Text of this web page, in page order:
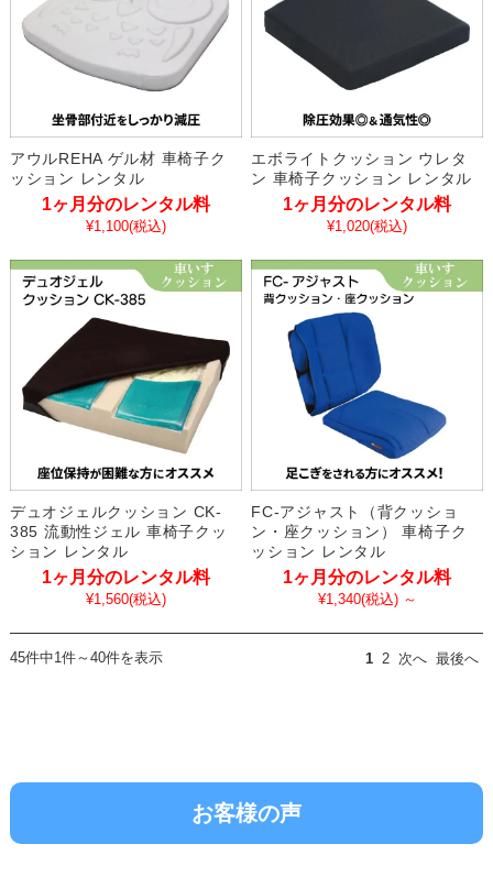
アウルREHA ゲル材 車椅子ク
ッション レンタル
1ヶ月分のレンタル料
¥1,100(税込)
エボライトクッション ウレタ
ン 車椅子クッション レンタル
1ヶ月分のレンタル料
¥1,020(税込)
デュオジェルクッション CK-
385 流動性ジェル 車椅子クッ
ション レンタル
1ヶ月分のレンタル料
¥1,560(税込)
FC-アジャスト（背クッショ
ン・座クッション） 車椅子ク
ッション レンタル
1ヶ月分のレンタル料
¥1,340(税込) ～
45件中1件～40件を表示 1 2 次へ 最後へ
お客様の声